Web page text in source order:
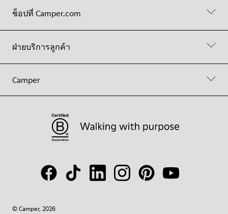
ช็อปที่ Camper.com
ฝ่ายบริการลูกค้า
Camper
© Camper, 2026